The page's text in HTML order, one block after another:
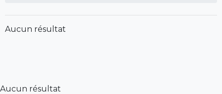
Aucun résultat
Aucun résultat